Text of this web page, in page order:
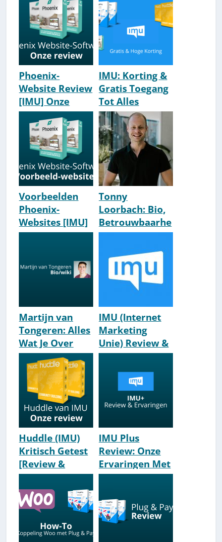
Phoenix-
Website Review
[IMU] Onze
Ervaringen
[2026]
IMU: Korting &
Gratis Toegang
Tot Alles
[Internet
Marketing
Unie]
Voorbeelden
Phoenix-
Websites [IMU]
[2026 Update]
Tonny
Loorbach: Bio,
Betrouwbaarhe
id & Ervaringen
Martijn van
Tongeren: Alles
Wat Je Over
Hem Moet
Weten [IMU]
IMU (Internet
Marketing
Unie) Review &
Ervaringen
[2026]
Huddle (IMU)
Kritisch Getest
[Review &
Ervaringen]
[2026]
IMU Plus
Review: Onze
Ervaringen Met
IMU+ [Cursus &
2026]